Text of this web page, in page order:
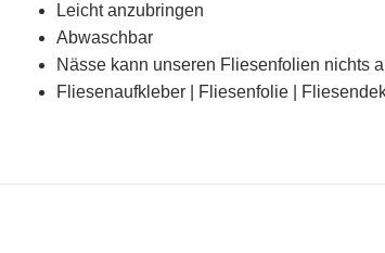
Leicht anzubringen
Abwaschbar
Nässe kann unseren Fliesenfolien nichts
Fliesenaufkleber | Fliesenfolie |